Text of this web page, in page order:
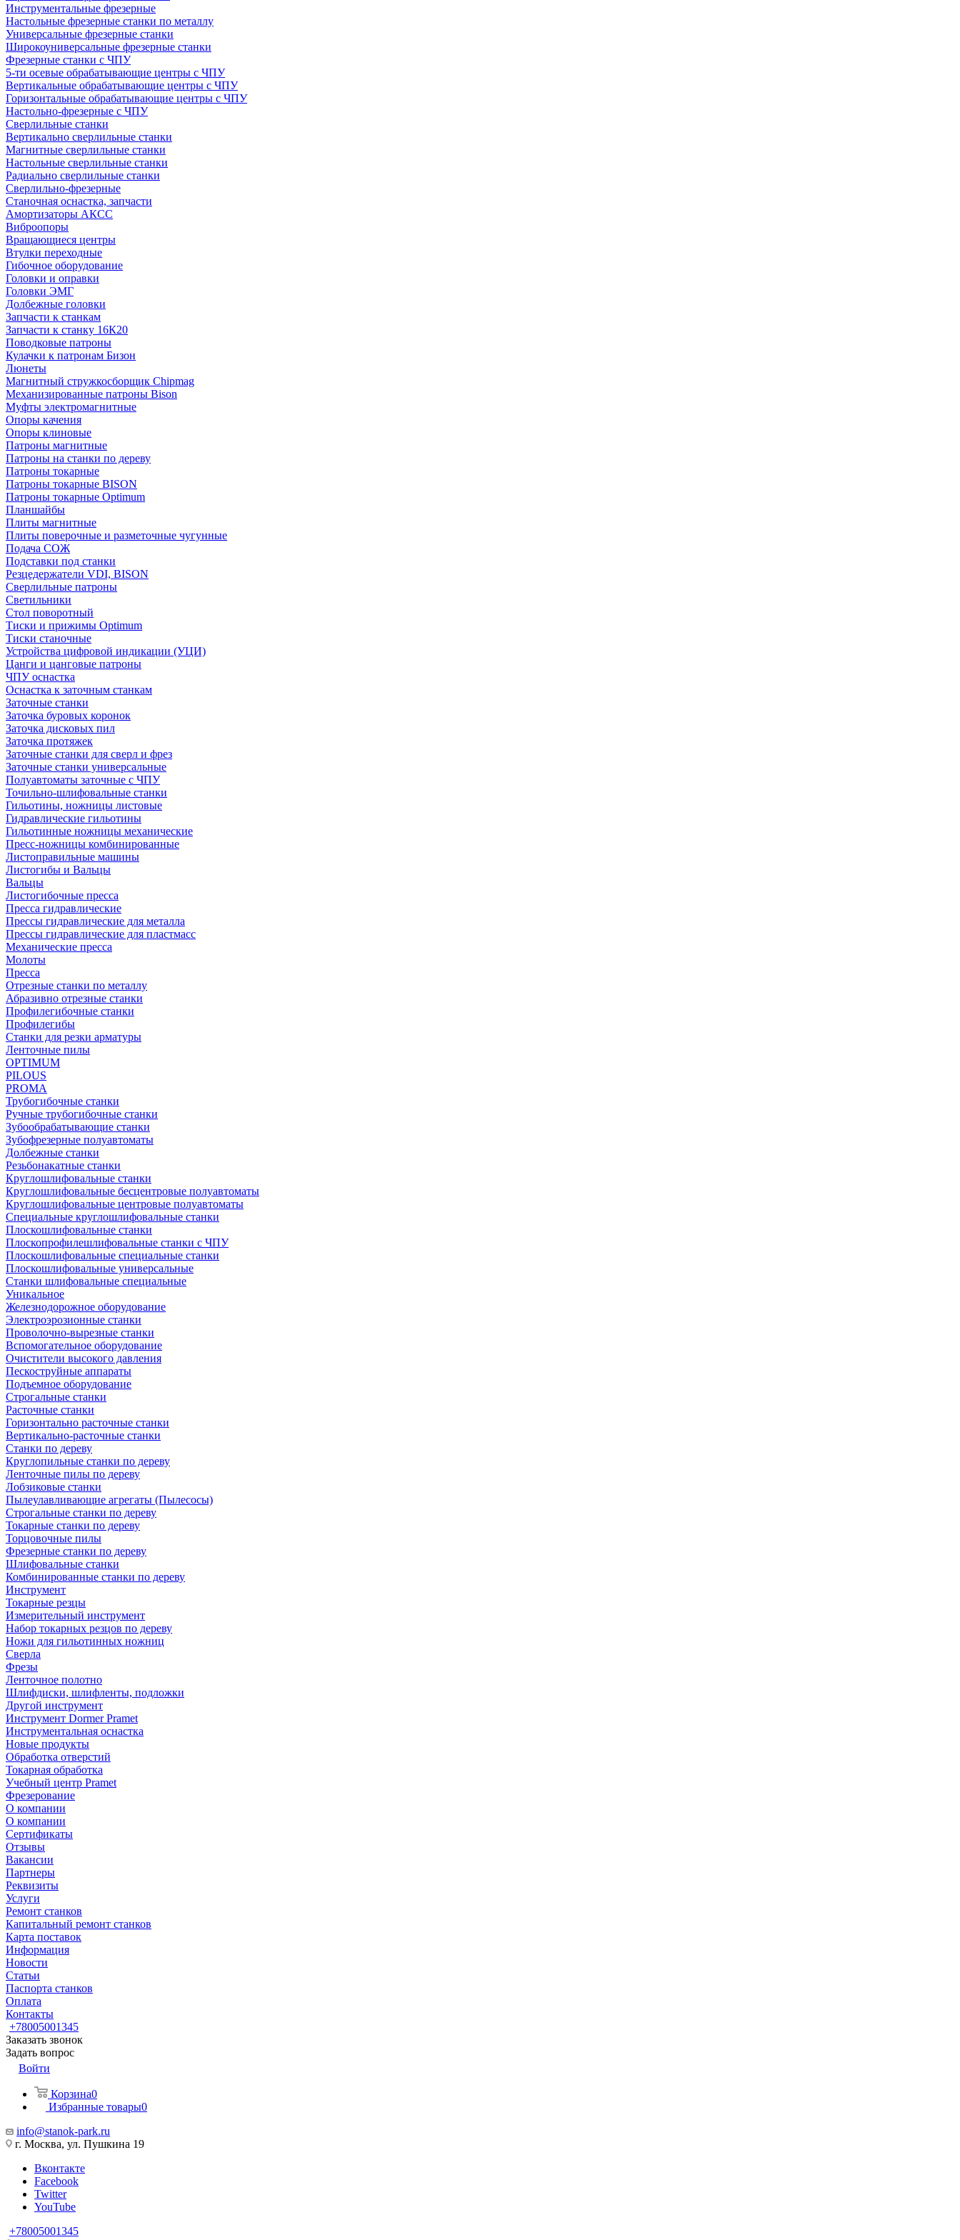
Инструментальные фрезерные
Настольные фрезерные станки по металлу
Универсальные фрезерные станки
Широкоуниверсальные фрезерные станки
Фрезерные станки с ЧПУ
5-ти осевые обрабатывающие центры с ЧПУ
Вертикальные обрабатывающие центры с ЧПУ
Горизонтальные обрабатывающие центры с ЧПУ
Настольно-фрезерные с ЧПУ
Сверлильные станки
Вертикально сверлильные станки
Магнитные сверлильные станки
Настольные сверлильные станки
Радиально сверлильные станки
Сверлильно-фрезерные
Станочная оснастка, запчасти
Амортизаторы АКСС
Виброопоры
Вращающиеся центры
Втулки переходные
Гибочное оборудование
Головки и оправки
Головки ЭМГ
Долбежные головки
Запчасти к станкам
Запчасти к станку 16К20
Поводковые патроны
Кулачки к патронам Бизон
Люнеты
Магнитный стружкосборщик Chipmag
Механизированные патроны Bison
Муфты электромагнитные
Опоры качения
Опоры клиновые
Патроны магнитные
Патроны на станки по дереву
Патроны токарные
Патроны токарные BISON
Патроны токарные Optimum
Планшайбы
Плиты магнитные
Плиты поверочные и разметочные чугунные
Подача СОЖ
Подставки под станки
Резцедержатели VDI, BISON
Сверлильные патроны
Светильники
Стол поворотный
Тиски и прижимы Optimum
Тиски станочные
Устройства цифровой индикации (УЦИ)
Цанги и цанговые патроны
ЧПУ оснастка
Оснастка к заточным станкам
Заточные станки
Заточка буровых коронок
Заточка дисковых пил
Заточка протяжек
Заточные станки для сверл и фрез
Заточные станки универсальные
Полуавтоматы заточные с ЧПУ
Точильно-шлифовальные станки
Гильотины, ножницы листовые
Гидравлические гильотины
Гильотинные ножницы механические
Пресс-ножницы комбинированные
Листоправильные машины
Листогибы и Вальцы
Вальцы
Листогибочные пресса
Пресса гидравлические
Прессы гидравлические для металла
Прессы гидравлические для пластмасс
Механические пресса
Молоты
Пресса
Отрезные станки по металлу
Абразивно отрезные станки
Профилегибочные станки
Профилегибы
Станки для резки арматуры
Ленточные пилы
OPTIMUM
PILOUS
PROMA
Трубогибочные станки
Ручные трубогибочные станки
Зубообрабатывающие станки
Зубофрезерные полуавтоматы
Долбежные станки
Резьбонакатные станки
Круглошлифовальные станки
Круглошлифовальные бесцентровые полуавтоматы
Круглошлифовальные центровые полуавтоматы
Специальные круглошлифовальные станки
Плоскошлифовальные станки
Плоскопрофилешлифовальные станки с ЧПУ
Плоскошлифовальные специальные станки
Плоскошлифовальные универсальные
Станки шлифовальные специальные
Уникальное
Железнодорожное оборудование
Электроэрозионные станки
Проволочно-вырезные станки
Вспомогательное оборудование
Очистители высокого давления
Пескоструйные аппараты
Подъемное оборудование
Строгальные станки
Расточные станки
Горизонтально расточные станки
Вертикально-расточные станки
Станки по дереву
Круглопильные станки по дереву
Ленточные пилы по дереву
Лобзиковые станки
Пылеулавливающие агрегаты (Пылесосы)
Строгальные станки по дереву
Токарные станки по дереву
Торцовочные пилы
Фрезерные станки по дереву
Шлифовальные станки
Комбинированные станки по дереву
Инструмент
Токарные резцы
Измерительный инструмент
Набор токарных резцов по дереву
Ножи для гильотинных ножниц
Сверла
Фрезы
Ленточное полотно
Шлифдиски, шлифленты, подложки
Другой инструмент
Инструмент Dormer Pramet
Инструментальная оснастка
Новые продукты
Обработка отверстий
Токарная обработка
Учебный центр Pramet
Фрезерование
О компании
О компании
Сертификаты
Отзывы
Вакансии
Партнеры
Реквизиты
Услуги
Ремонт станков
Капитальный ремонт станков
Карта поставок
Информация
Новости
Статьи
Паспорта станков
Оплата
Контакты
+78005001345
Заказать звонок
Задать вопрос
Войти
Корзина0
Избранные товары0
info@stanok-park.ru
г. Москва, ул. Пушкина 19
Вконтакте
Facebook
Twitter
YouTube
+78005001345